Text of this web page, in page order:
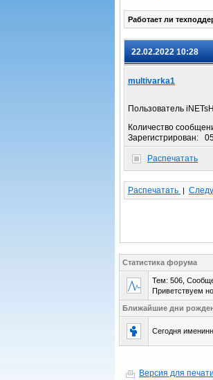
Работает ли
22.02.2022 10:28
multivarka1
Пользователь
Количество
Зарегистрирован:
Распечатать
Распечатать |
Статистика форума
Тем: 506,
Приветствуем
Ближайшие дни
Сегодня
Версия для печати